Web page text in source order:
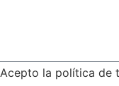
Acepto la política de